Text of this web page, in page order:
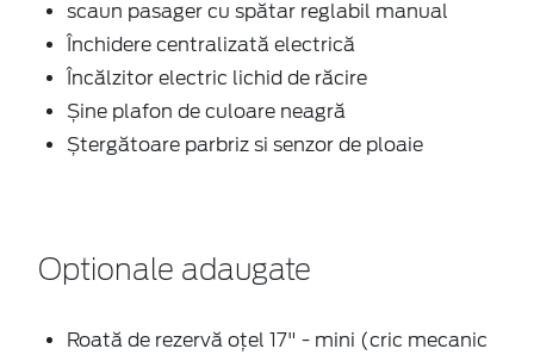
scaun pasager cu spătar reglabil manual
Închidere centralizată electrică
Încălzitor electric lichid de răcire
Șine plafon de culoare neagră
Ștergătoare parbriz si senzor de ploaie
Optionale adaugate
Roată de rezervă oțel 17" - mini (cric mecanic